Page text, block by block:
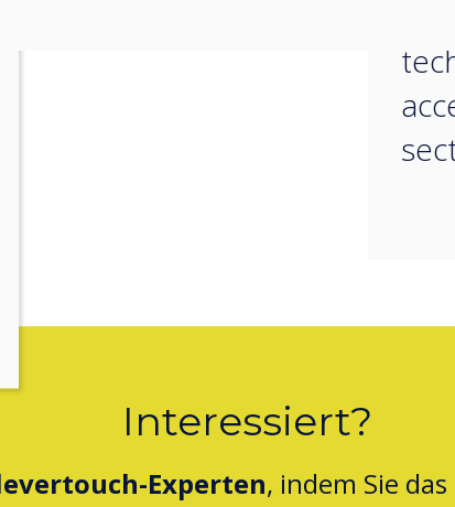
Interessiert?
Experten, indem Sie